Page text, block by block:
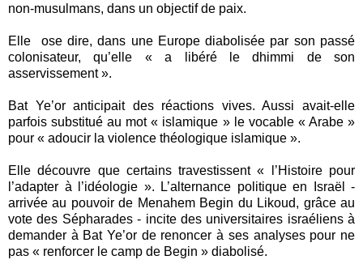
non-musulmans, dans un objectif de paix.
Elle ose dire, dans une Europe diabolisée par son passé
colonisateur, qu’elle « a libéré le dhimmi de son
asservissement ».
Bat Ye’or anticipait des réactions vives. Aussi avait-elle
parfois substitué au mot « islamique » le vocable « Arabe »
pour « adoucir la violence théologique islamique ».
Elle découvre que certains travestissent « l’Histoire pour
l’adapter à l’idéologie ». L’alternance politique en Israël -
arrivée au pouvoir de Menahem Begin du Likoud, grâce au
vote des Sépharades - incite des universitaires israéliens à
demander à Bat Ye’or de renoncer à ses analyses pour ne
pas « renforcer le camp de Begin » diabolisé.